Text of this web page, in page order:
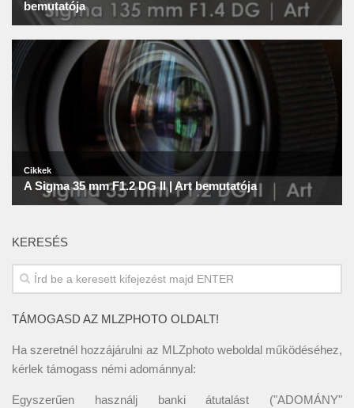
KERESÉS
TÁMOGASD AZ MLZPHOTO OLDALT!
Ha szeretnél hozzájárulni az MLZphoto weboldal működéséhez,
kérlek támogass némi adománnyal:
Egyszerűen használj banki átutalást ("ADOMÁNY"